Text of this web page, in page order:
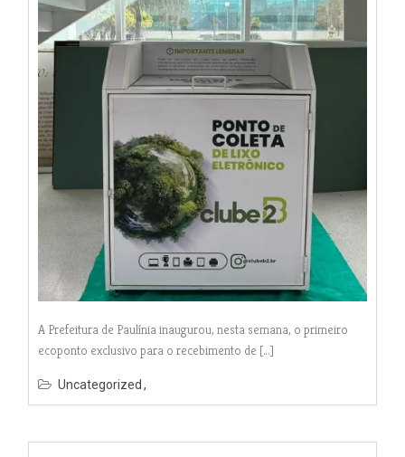
A Prefeitura de Paulínia inaugurou, nesta semana, o primeiro
ecoponto exclusivo para o recebimento de […]
Uncategorized